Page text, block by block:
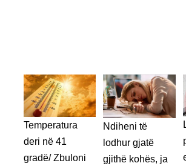
Temperatura
deri në 41
gradë/ Zbuloni
Ndiheni të
lodhur gjatë
gjithë kohës, ja